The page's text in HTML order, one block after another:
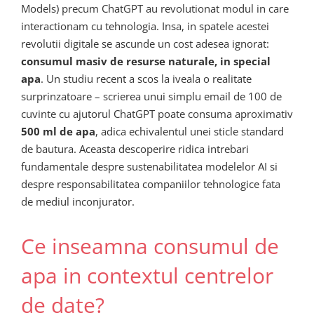
Models) precum ChatGPT au revolutionat modul in care
interactionam cu tehnologia. Insa, in spatele acestei
revolutii digitale se ascunde un cost adesea ignorat:
consumul masiv de resurse naturale, in special
apa. Un studiu recent a scos la iveala o realitate
surprinzatoare – scrierea unui simplu email de 100 de
cuvinte cu ajutorul ChatGPT poate consuma aproximativ
500 ml de apa, adica echivalentul unei sticle standard
de bautura. Aceasta descoperire ridica intrebari
fundamentale despre sustenabilitatea modelelor AI si
despre responsabilitatea companiilor tehnologice fata
de mediul inconjurator.
Ce inseamna consumul de
apa in contextul centrelor
de date?